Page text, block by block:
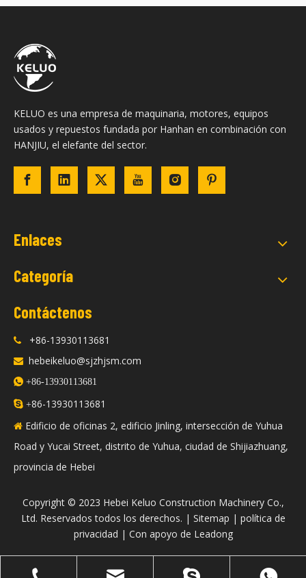
KELUO es una empresa de maquinaria, motores, equipos
usados ​​y repuestos fundada por Hanhan en combinación con
HANJIU, el elefante del sector.
Enlaces
Categoría
Contáctenos
 +86-13930113681
 hebeikeluo@sjzhjsm.com
 +86-13930113681
 +86-13930113681
 Edificio de oficinas 2, edificio Jinling, intersección de Yuhua
Road y Yucai Street, distrito de Yuhua, ciudad de Shijiazhuang,
provincia de Hebei
​Copyright © 2023 Hebei Keluo Construction Machinery Co.,
Ltd. Reservados todos los derechos. | Sitemap | política de
privacidad | Con apoyo de Leadong